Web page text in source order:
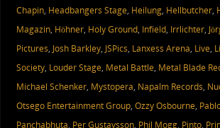
Chapin, Headbangers Stage, Heilung, Hellbutcher,
Magazin, Höhner, Holy Ground, Infield, Irrlichter,
Pictures, Josh Barkley, JSPics, Lanxess Arena, Live,
Society, Louder Stage, Metal Battle, Metal Blade
Michael Schenker, Mystopera, Napalm Records,
Otsego Entertainment Group, Ozzy Osbourne,
Panchabhuta, Per Gustavsson, Phil Mogg, Pinto,